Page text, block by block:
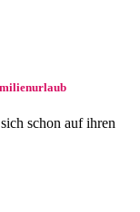
schon auf ihren